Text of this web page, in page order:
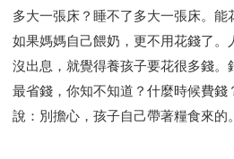
多大一張床？睡不了多大一張床。能
如果媽媽自己餵奶，更不用花錢了。
沒出息，就覺得養孩子要花很多錢。
最省錢，你知不知道？什麼時候費錢
說：別擔心，孩子自己帶著糧食來的。